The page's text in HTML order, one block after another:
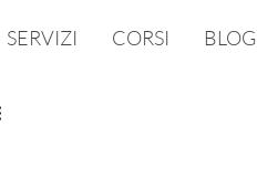
SERVIZI CORSI BLOG